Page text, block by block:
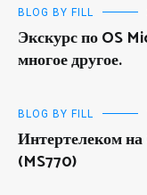
BLOG BY FILL
Экскурс по OS
многое другое.
BLOG BY FILL
Интертелеком
(MS770)